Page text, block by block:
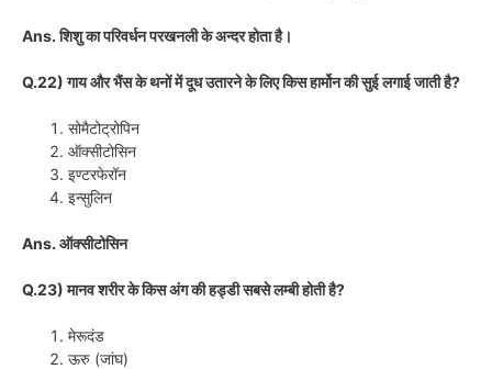
Ans. शिशु का परिवर्धन परखनली के अन्दर होता है।
Q.22) गाय और भैंस के थनों में दूध उतारने के लिए किस हार्मोन की सुई लगाई जाती है?
सोमैटोट्रोपिन
ऑक्सीटोसिन
इण्टरफेरॉन
इन्सुलिन
Ans. ऑक्सीटोसिन
Q.23) मानव शरीर के किस अंग की हड्डी सबसे लम्बी होती है?
मेरूदंड
ऊरु (जांघ)